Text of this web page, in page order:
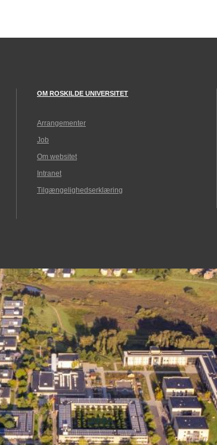
OM ROSKILDE UNIVERSITET
Arrangementer
Job
Om websitet
Intranet
Tilgængelighedserklæring